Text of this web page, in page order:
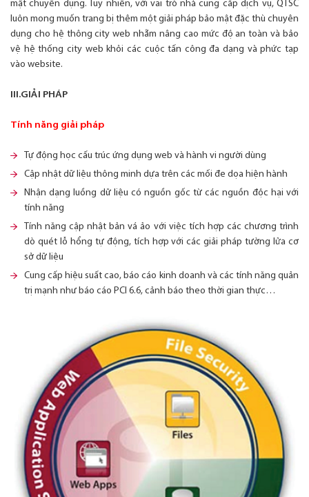
mật chuyên dụng. Tuy nhiên, với vai trò nhà cung cấp dịch vụ, QTSC
luôn mong muốn trang bị thêm một giải pháp bảo mật đặc thù chuyên
dụng cho hệ thông city web nhằm nâng cao mức độ an toàn và bảo
vệ hệ thống city web khỏi các cuộc tấn công đa dạng và phức tạp
vào website.
III.GIẢI PHÁP
Tính năng giải pháp
Tự động học cấu trúc ứng dụng web và hành vi người dùng
Cập nhật dữ liệu thông minh dựa trên các mối đe dọa hiện hành
Nhận dạng luồng dữ liệu có nguồn gốc từ các nguồn độc hại với
tính năng
Tính năng cập nhật bản vá ảo với việc tích hợp các chương trình
dò quét lỗ hổng tự động, tích hợp với các giải pháp tường lửa cơ
sở dữ liệu
Cung cấp hiệu suất cao, báo cáo kinh doanh và các tính năng quản
trị mạnh như báo cáo PCI 6.6, cảnh báo theo thời gian thực…